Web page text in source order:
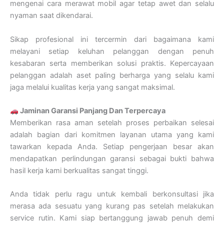
mengenai cara merawat mobil agar tetap awet dan selalu
nyaman saat dikendarai.
Sikap profesional ini tercermin dari bagaimana kami
melayani setiap keluhan pelanggan dengan penuh
kesabaran serta memberikan solusi praktis. Kepercayaan
pelanggan adalah aset paling berharga yang selalu kami
jaga melalui kualitas kerja yang sangat maksimal.
Jaminan Garansi Panjang Dan Terpercaya
Memberikan rasa aman setelah proses perbaikan selesai
adalah bagian dari komitmen layanan utama yang kami
tawarkan kepada Anda. Setiap pengerjaan besar akan
mendapatkan perlindungan garansi sebagai bukti bahwa
hasil kerja kami berkualitas sangat tinggi.
Anda tidak perlu ragu untuk kembali berkonsultasi jika
merasa ada sesuatu yang kurang pas setelah melakukan
service rutin. Kami siap bertanggung jawab penuh demi